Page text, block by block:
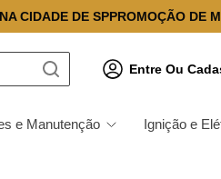
CIDADE DE SPPROMOÇÃO DE
Entre Ou
e Manutenção Ignição e